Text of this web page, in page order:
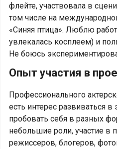
флейте, участвовала в
том числе на
«Синяя птица». Люблю
увлекалась косплеем) и
Не боюсь
Опыт участия в
Профессионального
есть интерес развиваться
пробовать себя в разных
небольшие роли, участие в
режиссеров, блогеров,